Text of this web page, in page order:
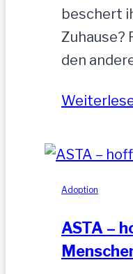
beschert
Zuhause?
den
Adoption
ASTA –